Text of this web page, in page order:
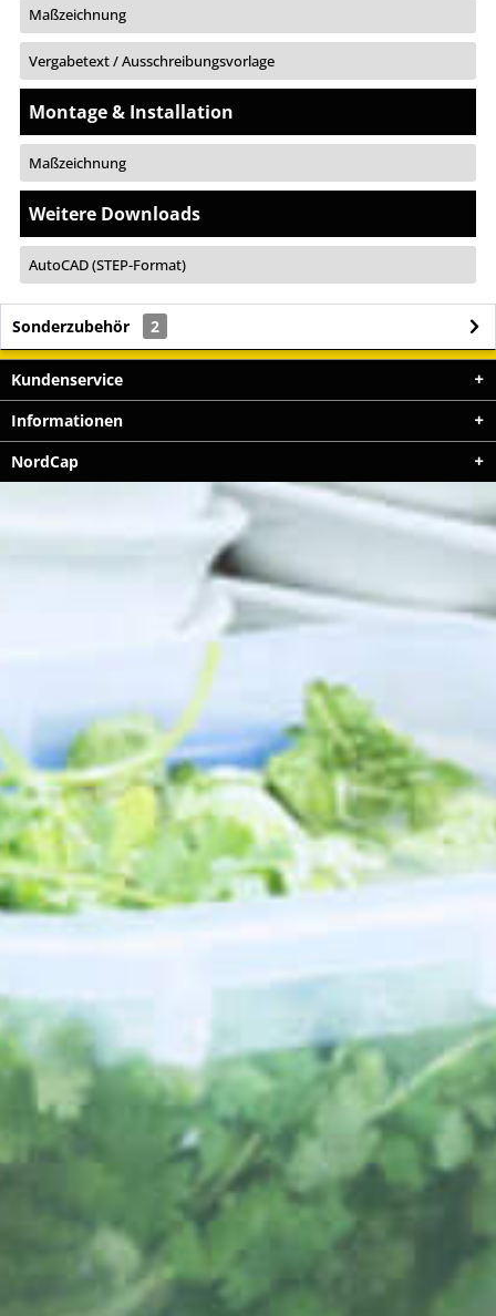
Maßzeichnung
Vergabetext / Ausschreibungsvorlage
Montage & Installation
Maßzeichnung
Weitere Downloads
AutoCAD (STEP-Format)
Sonderzubehör 2
Kundenservice
Informationen
NordCap